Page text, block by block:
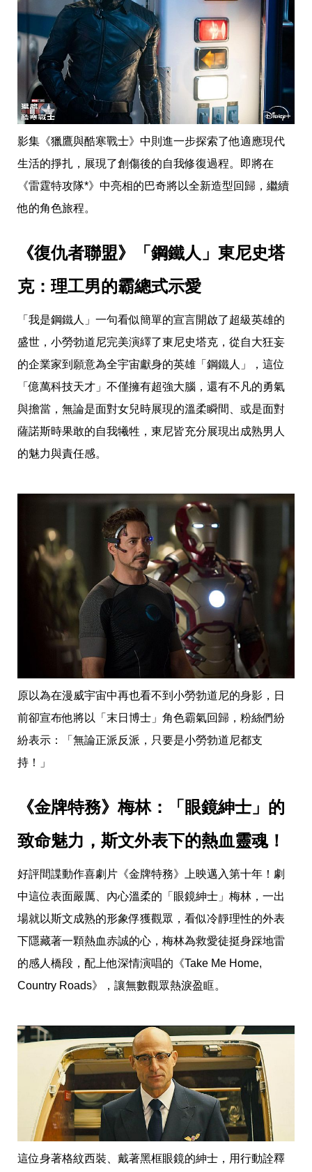
瘦
身
運
動
健
身
教
學
瘦
菜
窕
新
知
生
活
熱
鮮
事
優
惠
懶
權
報
影集《獵鷹與酷寒戰士》中則進一步探索了他適應現代
生活的掙扎，展現了創傷後的自我修復過程。即將在
《雷霆特攻隊*》中亮相的巴奇將以全新造型回歸，繼續
他的角色旅程。
《復仇者聯盟》「鋼鐵人」東尼史塔
克：理工男的霸總式示愛
「我是鋼鐵人」一句看似簡單的宣言開啟了超級英雄的
盛世，小勞勃道尼完美演繹了東尼史塔克，從自大狂妄
的企業家到願意為全宇宙獻身的英雄「鋼鐵人」，這位
「億萬科技天才」不僅擁有超強大腦，還有不凡的勇氣
與擔當，無論是面對女兒時展現的溫柔瞬間、或是面對
薩諾斯時果敢的自我犧牲，東尼皆充分展現出成熟男人
的魅力與責任感。
原以為在漫威宇宙中再也看不到小勞勃道尼的身影，日
前卻宣布他將以「末日博士」角色霸氣回歸，粉絲們紛
紛表示：「無論正派反派，只要是小勞勃道尼都支
持！」
《金牌特務》梅林：「眼鏡紳士」的
致命魅力，斯文外表下的熱血靈魂！
好評間諜動作喜劇片《金牌特務》上映邁入第十年！劇
中這位表面嚴厲、內心溫柔的「眼鏡紳士」梅林，一出
場就以斯文成熟的形象俘獲觀眾，看似冷靜理性的外表
下隱藏著一顆熱血赤誠的心，梅林為救愛徒挺身踩地雷
的感人橋段，配上他深情演唱的《Take Me Home,
Country Roads》，讓無數觀眾熱淚盈眶。
這位身著格紋西裝、戴著黑框眼鏡的紳士，用行動詮釋